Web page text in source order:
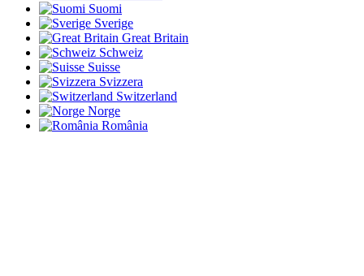
Suomi
Sverige
Great Britain
Schweiz
Suisse
Svizzera
Switzerland
Norge
România